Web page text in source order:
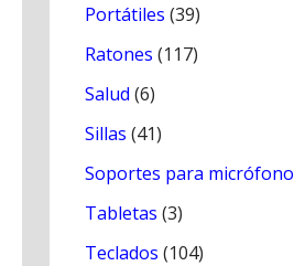
Portátiles (39)
Ratones (117)
Salud (6)
Sillas (41)
Soportes para micrófono
Tabletas (3)
Teclados (104)